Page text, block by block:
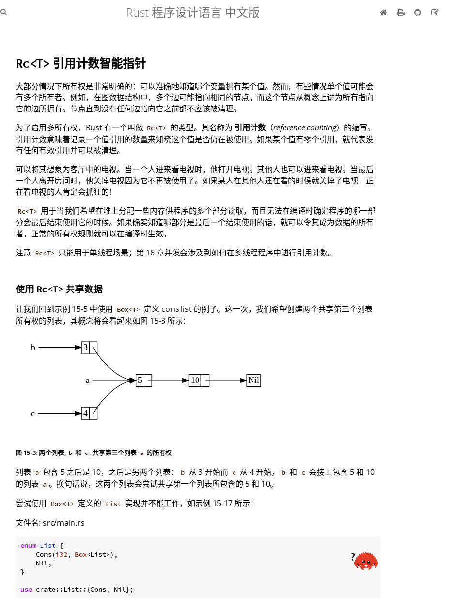
Rust 程序设计语言 中文版
Rc<T> 引用计数智能指针
大部分情况下所有权是非常明确的：可以准确地知道哪个变量拥有某个值。然而，有些情况单个值可能会
有多个所有者。例如，在图数据结构中，多个边可能指向相同的节点，而这个节点从概念上讲为所有指向
它的边所拥有。节点直到没有任何边指向它之前都不应该被清理。
为了启用多所有权，Rust 有一个叫做 Rc<T> 的类型。其名称为 引用计数 （reference counting）的缩写。
引用计数意味着记录一个值引用的数量来知晓这个值是否仍在被使用。如果某个值有零个引用，就代表没
有任何有效引用并可以被清理。
可以将其想象为客厅中的电视。当一个人进来看电视时，他打开电视。其他人也可以进来看电视。当最后
一个人离开房间时，他关掉电视因为它不再被使用了。如果某人在其他人还在看的时候就关掉了电视，正
在看电视的人肯定会抓狂的！
Rc<T> 用于当我们希望在堆上分配一些内存供程序的多个部分读取，而且无法在编译时确定程序的哪一部
分会最后结束使用它的时候。如果确实知道哪部分是最后一个结束使用的话，就可以令其成为数据的所有
者，正常的所有权规则就可以在编译时生效。
注意 Rc<T> 只能用于单线程场景；第 16 章并发会涉及到如何在多线程程序中进行引用计数。
使用 Rc<T> 共享数据
让我们回到示例 15-5 中使用 Box<T> 定义 cons list 的例子。这一次，我们希望创建两个共享第三个列表
所有权的列表，其概念将会看起来如图 15-3 所示：
图 15-3: 两个列表, b 和 c , 共享第三个列表 a 的所有权
列表 a 包含 5 之后是 10，之后是另两个列表： b 从 3 开始而 c 从 4 开始。 b 和 c 会接上包含 5 和 10
的列表 a 。换句话说，这两个列表会尝试共享第一个列表所包含的 5 和 10。
尝试使用 Box<T> 定义的 List 实现并不能工作，如示例 15-17 所示：
文件名: src/main.rs
enum List {
    Cons(
i32, Box<List>),
    Nil,
}
use crate::List::{Cons, Nil};